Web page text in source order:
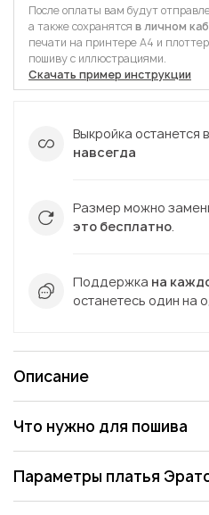
После оплаты вам будут
а также сохранятся в личном
печати на принтере А4 и
пошиву с иллюстрациями.
Скачать пример инструкции
Выкройка останется
навсегда
Размер можно
это бесплатно.
Поддержка на
останетесь один на
Описание
Что нужно для пошива
Параметры платья